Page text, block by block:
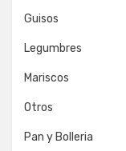
Guisos
Legumbres
Mariscos
Otros
Pan y Bolleria